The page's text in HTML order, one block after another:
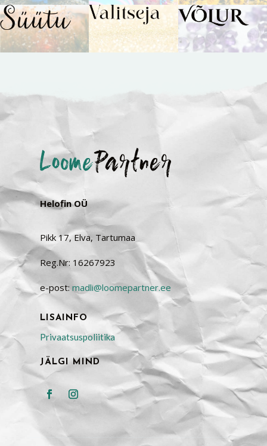
Helofin OÜ
Pikk 17, Elva, Tartumaa
Reg.Nr: 16267923
e-post:madli@loomepartner.ee
LISAINFO
Privaatsuspoliitika
JÄLGI MIND